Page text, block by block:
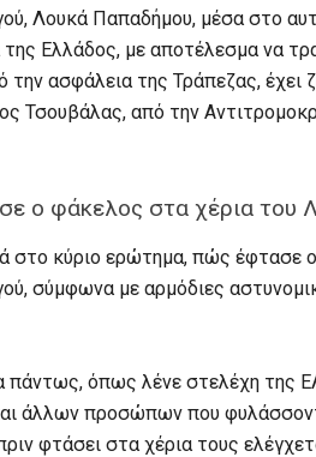
Λουκά Παπαδήμου, μέσα στο
Ελλάδος, με αποτέλεσμα να
την ασφάλεια της Τράπεζας, έχει
Τσουβάλας, από την
ο φάκελος στα χέρια του
στο κύριο ερώτημα, πώς έφτασε
σύμφωνα με αρμόδιες
πάντως, όπως λένε στελέχη της
άλλων προσώπων που
φτάσει στα χέρια τους